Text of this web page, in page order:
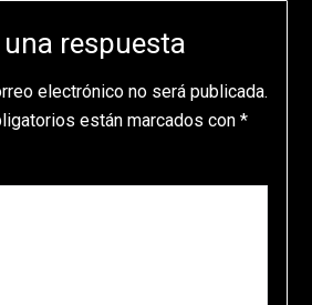
una respuesta
electrónico no será publicada.
están marcados con *